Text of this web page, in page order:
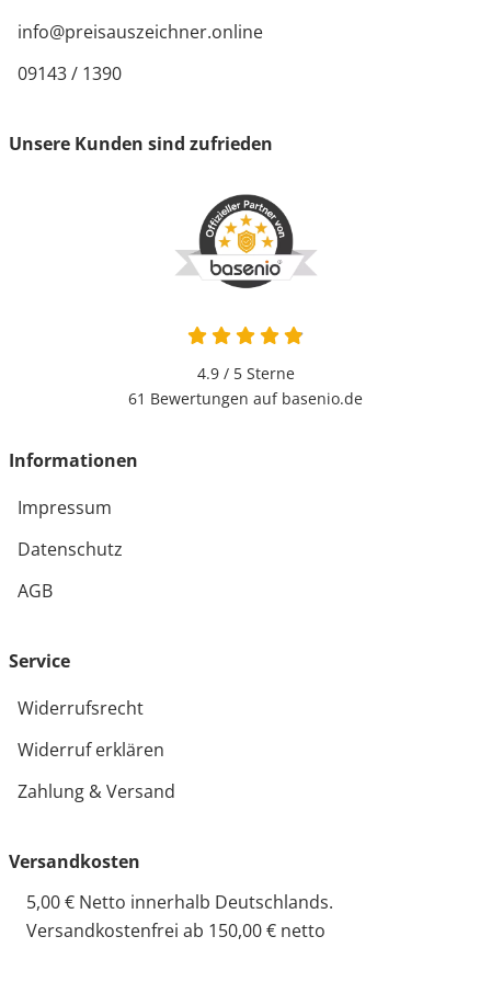
info@preisauszeichner.online
09143 / 1390
Unsere Kunden sind zufrieden
4.9 / 5Sterne
61 Bewertungen auf basenio.de
Informationen
Impressum
Datenschutz
AGB
Service
Widerrufsrecht
Widerruf erklären
Zahlung & Versand
Versandkosten
5,00 € Netto innerhalb Deutschlands.
Versandkostenfrei ab 150,00 € netto